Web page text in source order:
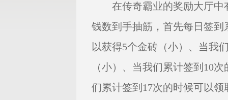
在传奇霸业的奖励大厅中
钱数到手抽筋，首先每日签
以获得5个金砖（小）、当我
（小）、当我们累计签到10
们累计签到17次的时候可以